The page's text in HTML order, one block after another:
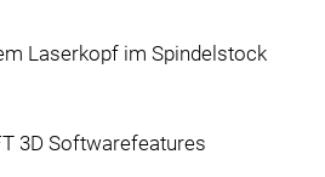
Laserkopf im Spindelstock
3D Softwarefeatures